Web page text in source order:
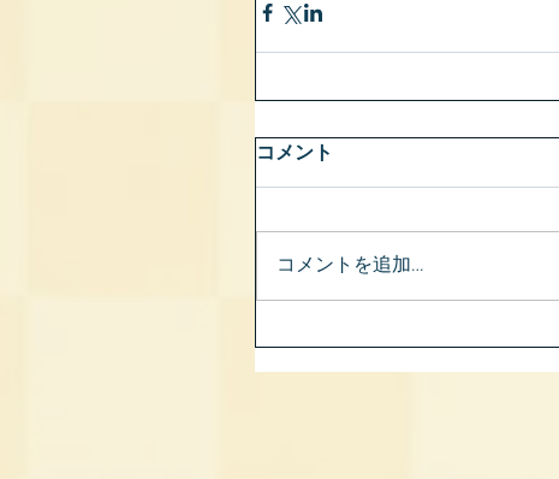
コメント
コメントを追加…